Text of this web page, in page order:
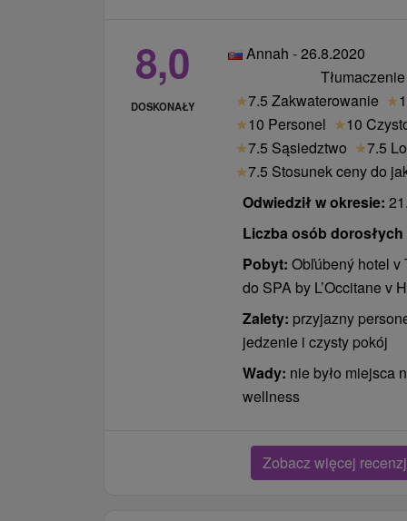
8,0
DOSKONAŁY
Annah - 26.8.2020
★7.5 Zakwaterowanie ★
★10 Personel ★10
★7.5 Sąsiedztwo ★7.5
★7.5 Stosunek ceny do
Odwiedził w okresie:
Liczba osób dorosłych
Pobyt: Obľúbený hotel v
do SPA by L’Occitane v
Zalety: przyjazny
jedzenie i czysty pokój
Wady: nie było miejsca
wellness
Zobacz więcej